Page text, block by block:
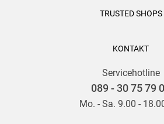
TRUSTED SHOPS
KONTAKT
Servicehotline
089 - 30 75 79
Mo. - Sa. 9.00 -